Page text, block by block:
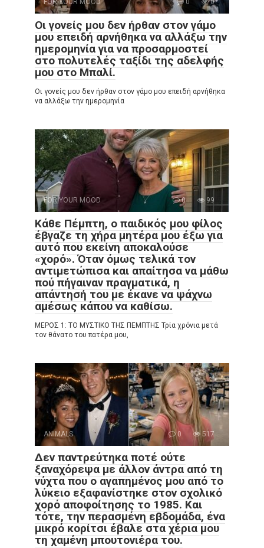
FOR YOUR MOOD 0 0
Οι γονείς μου δεν ήρθαν στον γάμο
μου επειδή αρνήθηκα να αλλάξω την
ημερομηνία για να προσαρμοστεί
στο πολυτελές ταξίδι της αδελφής
μου στο Μπαλί.
Οι γονείς μου δεν ήρθαν στον γάμο μου επειδή αρνήθηκα
να αλλάξω την ημερομηνία
FOR YOUR MOOD 0 99
Κάθε Πέμπτη, ο παιδικός μου φίλος
έβγαζε τη χήρα μητέρα μου έξω για
αυτό που εκείνη αποκαλούσε
«χορό». Όταν όμως τελικά τον
αντιμετώπισα και απαίτησα να μάθω
πού πήγαιναν πραγματικά, η
απάντησή του με έκανε να ψάχνω
αμέσως κάπου να καθίσω.
ΜΕΡΟΣ 1: ΤΟ ΜΥΣΤΙΚΟ ΤΗΣ ΠΕΜΠΤΗΣ Τρία χρόνια μετά
τον θάνατο του πατέρα μου,
ANIMALS 0 517
Δεν παντρεύτηκα ποτέ ούτε
ξαναχόρεψα με άλλον άντρα από τη
νύχτα που ο αγαπημένος μου από το
λύκειο εξαφανίστηκε στον σχολικό
χορό αποφοίτησης το 1985. Και
τότε, την περασμένη εβδομάδα, ένα
μικρό κορίτσι έβαλε στα χέρια μου
τη χαμένη μπουτονιέρα του.